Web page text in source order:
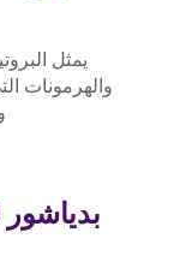
يمثل
والهرمونات
بدياشور 3+ ومحتواه الغني بالبروتين